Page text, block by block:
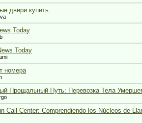
двери купить
Today
Today
номера
Прощальный Путь: Перевозка Тела
Call Center: Comprendiendo los Núcleos de